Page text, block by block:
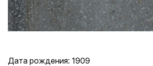
Дата рождения: 1909